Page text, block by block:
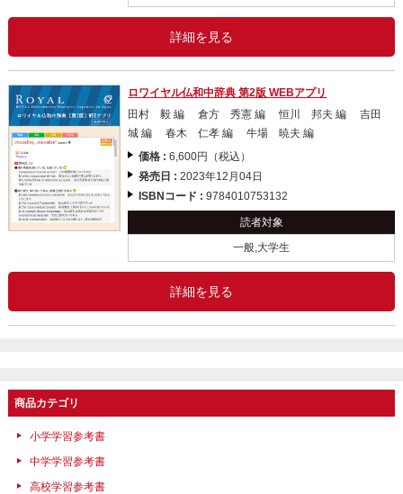
詳細を見る
ロワイヤル仏和中辞典 第2版 WEBアプリ
田村 毅 編 倉方 秀憲 編 恒川 邦夫 編 吉田
城 編 春木 仁孝 編 牛場 暁夫 編
価格 :6,600円（税込）
発売日 :2023年12月04日
ISBNコード :9784010753132
読者対象
一般,大学生
詳細を見る
商品カテゴリ
小学学習参考書
中学学習参考書
高校学習参考書